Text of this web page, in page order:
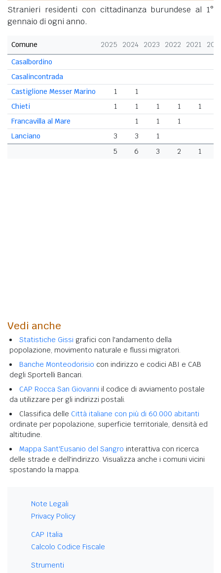
Stranieri residenti con cittadinanza burundese al 1°
gennaio di ogni anno.
Comune 2025 2024 2023 2022 2021
Casalbordino
Casalincontrada
Castiglione Messer Marino
1
1
Chieti
1 1 1 1 1
Francavilla al Mare
1 1
1
Lanciano
3 3
1
5
6 3 2 1
Vedi anche
Statistiche Gissi grafici con l'andamento della
popolazione, movimento naturale e flussi migratori.
Banche Monteodorisio con indirizzo e codici ABI e CAB
degli Sportelli Bancari.
CAP Rocca San Giovanni il codice di avviamento postale
da utilizzare per gli indirizzi postali.
Classifica delle Città italiane con più di 60.000 abitanti
ordinate per popolazione, superficie territoriale, densità ed
altitudine.
Mappa Sant'Eusanio del Sangro interattiva con ricerca
delle strade e dell'indirizzo. Visualizza anche i comuni vicini
spostando la mappa.
Note Legali
Privacy Policy
CAP Italia
Calcolo Codice Fiscale
Strumenti